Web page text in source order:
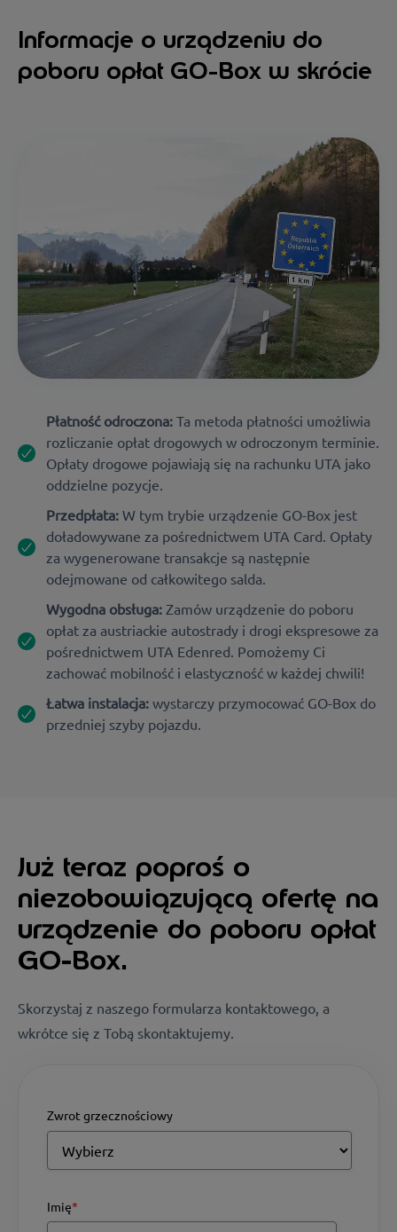
Informacje o urządzeniu do
poboru opłat GO-Box w skrócie
Płatność odroczona: Ta metoda płatności umożliwia
rozliczanie opłat drogowych w odroczonym terminie.
Opłaty drogowe pojawiają się na rachunku UTA jako
oddzielne pozycje.
Przedpłata: W tym trybie urządzenie GO-Box jest
doładowywane za pośrednictwem UTA Card. Opłaty
za wygenerowane transakcje są następnie
odejmowane od całkowitego salda.
Wygodna obsługa: Zamów urządzenie do poboru
opłat za austriackie autostrady i drogi ekspresowe za
pośrednictwem UTA Edenred. Pomożemy Ci
zachować mobilność i elastyczność w każdej chwili!
Łatwa instalacja: wystarczy przymocować GO-Box do
przedniej szyby pojazdu.
Już teraz poproś o
niezobowiązującą ofertę na
urządzenie do poboru opłat
GO-Box.
Skorzystaj z naszego formularza kontaktowego, a
wkrótce się z Tobą skontaktujemy.
Zwrot grzecznościowy
Imię*